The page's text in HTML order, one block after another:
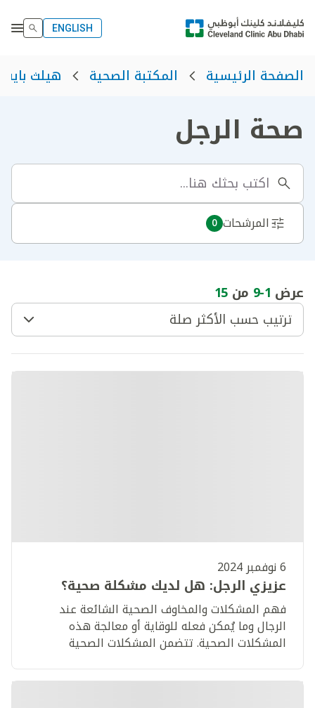
ENGLISH
الصفحة الرئيسية المكتبة الصحية هيلث بايت
صحة الرجل
المرشحات 0
عرض 1
-
9 من 15
ترتيب حسب الأكثر صلة
6 نوفمبر 2024
عزيزي الرجل: هل لديك مشكلة صحية؟
فهم المشكلات والمخاوف الصحية الشائعة عند
الرجال وما يُمكن فعله للوقاية أو معالجة هذه
المشكلات الصحية. تتضمن المشكلات الصحية